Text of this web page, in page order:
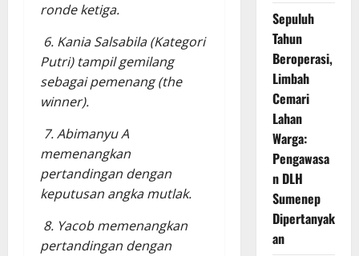
ronde ketiga.
6. Kania Salsabila (Kategori
Putri) tampil gemilang
sebagai pemenang (the
winner).
7. Abimanyu A
memenangkan
pertandingan dengan
keputusan angka mutlak.
8. Yacob memenangkan
pertandingan dengan
Sepuluh
Tahun
Beroperasi,
Limbah
Cemari
Lahan
Warga:
Pengawasa
n DLH
Sumenep
Dipertanyak
an